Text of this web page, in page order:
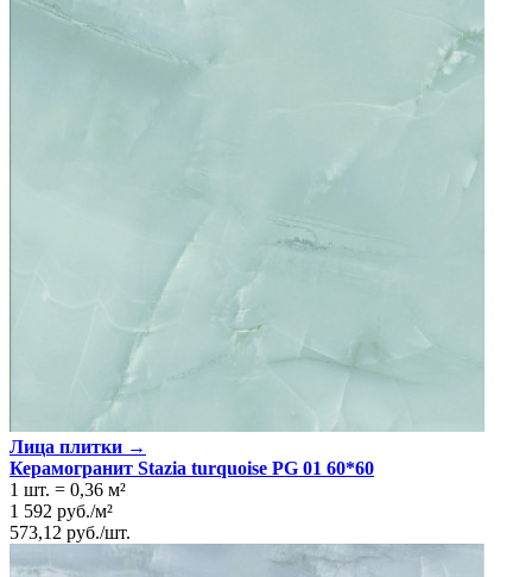
Лица плитки →
Керамогранит Stazia turquoise PG 01 60*60
1 шт. = 0,36 м²
1 592 руб./м²
573,12 руб./шт.